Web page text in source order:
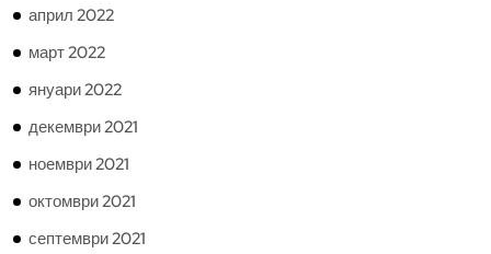
април 2022
март 2022
януари 2022
декември 2021
ноември 2021
октомври 2021
септември 2021